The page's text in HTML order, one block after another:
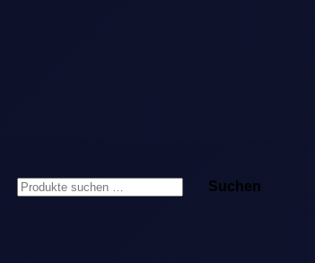
Suchen
nach:
Suchen